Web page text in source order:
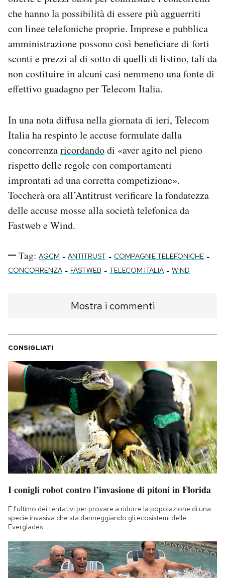
che hanno la possibilità di essere più agguerriti
con linee telefoniche proprie. Imprese e pubblica
amministrazione possono così beneficiare di forti
sconti e prezzi al di sotto di quelli di listino, tali da
non costituire in alcuni casi nemmeno una fonte di
effettivo guadagno per Telecom Italia.
In una nota diffusa nella giornata di ieri, Telecom
Italia ha respinto le accuse formulate dalla
concorrenzaricordandodi «aver agito nel pieno
rispetto delle regole con comportamenti
improntati ad una corretta competizione».
Toccherà ora all’Antitrust verificare la fondatezza
delle accuse mosse alla società telefonica da
Fastweb e Wind.
Tag: AGCM - ANTITRUST - COMPAGNIE TELEFONICHE -
CONCORRENZA - FASTWEB - TELECOM ITALIA - WIND
Mostra i commenti
CONSIGLIATI
I conigli robot contro l’invasione di pitoni in Florida
È l'ultimo dei tentativi per provare a ridurre la popolazione di una
specie invasiva che sta danneggiando gli ecosistemi delle
Everglades